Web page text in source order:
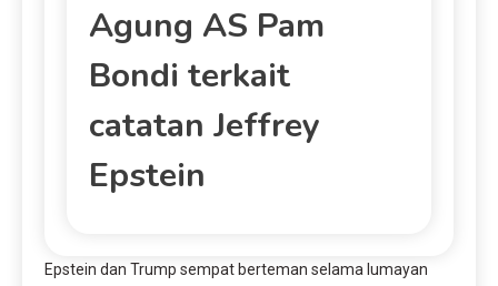
Agung AS Pam
Bondi terkait
catatan Jeffrey
Epstein
Epstein dan Trump sempat berteman selama lumayan